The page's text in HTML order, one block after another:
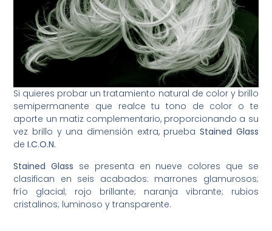
Si quieres probar un tratamiento natural de color y brillo
semipermanente que realce tu tono de color o te
aporte un matiz complementario, proporcionando a su
vez brillo y una dimensión extra, prueba Stained Glass
deI.C.O.N.
Stained Glass se presenta en nueve colores que se
clasifican en seis acabados: marrones glamurosos;
frío glacial; rojo brillante; naranja vibrante; rubios
cristalinos; luminoso y transparente.